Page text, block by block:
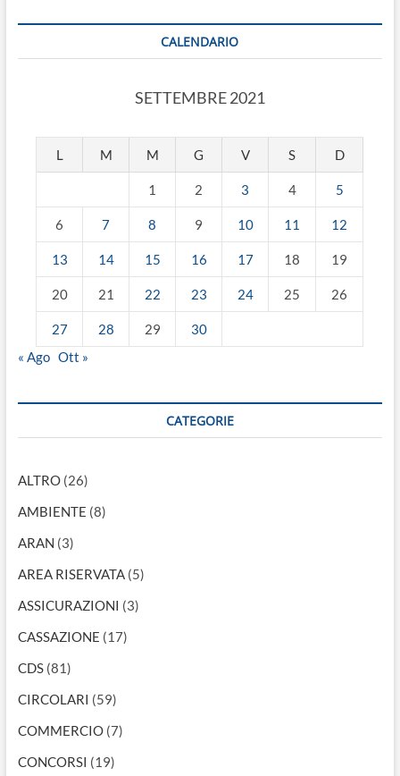
SOCI
CALENDARIO
SETTEMBRE 2021
L M M G V S D
1 2 3 4 5
6 7 8 9 10 11 12
13 14 15 16 17 18 19
20 21 22 23 24 25 26
27 28 29
30
« Ago Ott »
CATEGORIE
ALTRO(26)
AMBIENTE (8)
ARAN (3)
AREA RISERVATA(5)
ASSICURAZIONI (3)
CASSAZIONE (17)
CDS(81)
CIRCOLARI (59)
COMMERCIO(7)
CONCORSI (19)